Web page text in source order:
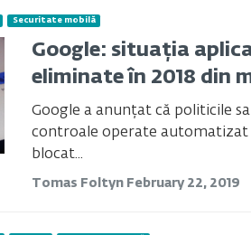
Securitate mobilă
Google: situația
eliminate în 2018 din
Google a anunțat că politicile
controale operate automatizat
blocat...
Tomas Foltyn February 22, 2019